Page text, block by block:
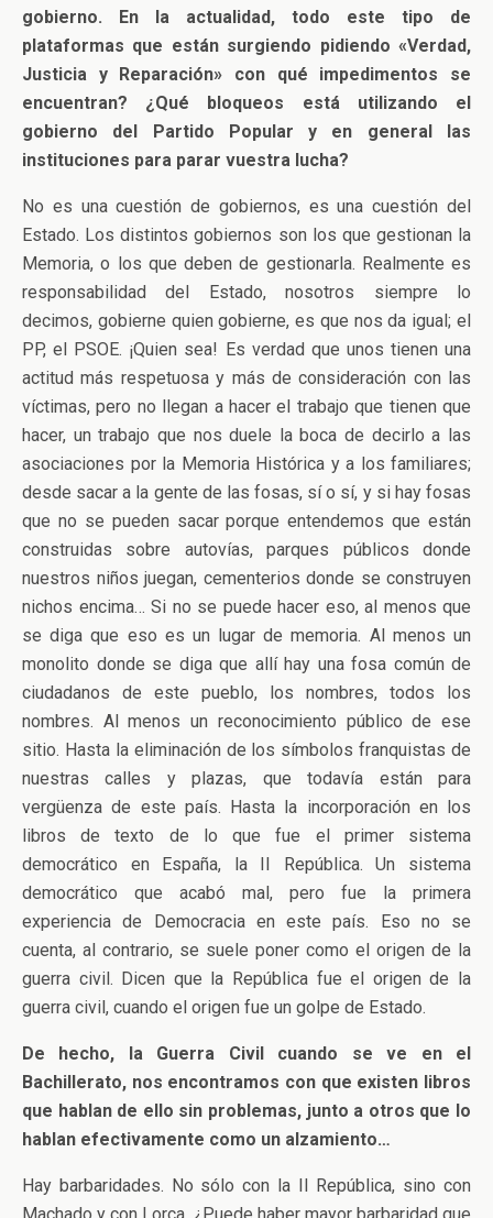
gobierno. En la actualidad, todo este tipo de
plataformas que están surgiendo pidiendo «Verdad,
Justicia y Reparación» con qué impedimentos se
encuentran? ¿Qué bloqueos está utilizando el
gobierno del Partido Popular y en general las
instituciones para parar vuestra lucha?
No es una cuestión de gobiernos, es una cuestión del
Estado. Los distintos gobiernos son los que gestionan la
Memoria, o los que deben de gestionarla. Realmente es
responsabilidad del Estado, nosotros siempre lo
decimos, gobierne quien gobierne, es que nos da igual; el
PP, el PSOE. ¡Quien sea! Es verdad que unos tienen una
actitud más respetuosa y más de consideración con las
víctimas, pero no llegan a hacer el trabajo que tienen que
hacer, un trabajo que nos duele la boca de decirlo a las
asociaciones por la Memoria Histórica y a los familiares;
desde sacar a la gente de las fosas, sí o sí, y si hay fosas
que no se pueden sacar porque entendemos que están
construidas sobre autovías, parques públicos donde
nuestros niños juegan, cementerios donde se construyen
nichos encima… Si no se puede hacer eso, al menos que
se diga que eso es un lugar de memoria. Al menos un
monolito donde se diga que allí hay una fosa común de
ciudadanos de este pueblo, los nombres, todos los
nombres. Al menos un reconocimiento público de ese
sitio. Hasta la eliminación de los símbolos franquistas de
nuestras calles y plazas, que todavía están para
vergüenza de este país. Hasta la incorporación en los
libros de texto de lo que fue el primer sistema
democrático en España, la II República. Un sistema
democrático que acabó mal, pero fue la primera
experiencia de Democracia en este país. Eso no se
cuenta, al contrario, se suele poner como el origen de la
guerra civil. Dicen que la República fue el origen de la
guerra civil, cuando el origen fue un golpe de Estado.
De hecho, la Guerra Civil cuando se ve en el
Bachillerato, nos encontramos con que existen libros
que hablan de ello sin problemas, junto a otros que lo
hablan efectivamente como un alzamiento…
Hay barbaridades. No sólo con la II República, sino con